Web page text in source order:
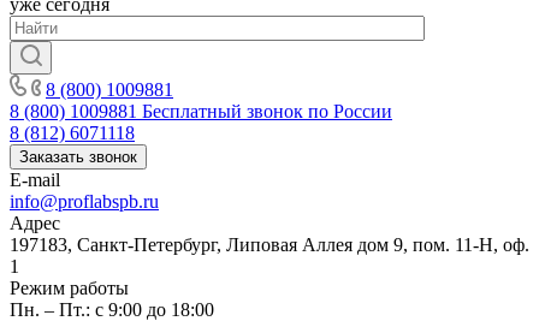
уже сегодня
8 (800) 1009881
8 (800) 1009881 Бесплатный звонок по России
8 (812) 6071118
Заказать звонок
E-mail
info@proflabspb.ru
Адрес
197183, Санкт-Петербург, Липовая Аллея дом 9, пом. 11-Н, оф.
1
Режим работы
Пн. – Пт.: с 9:00 до 18:00